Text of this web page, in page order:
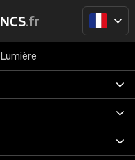
NCS.fr
Lumière